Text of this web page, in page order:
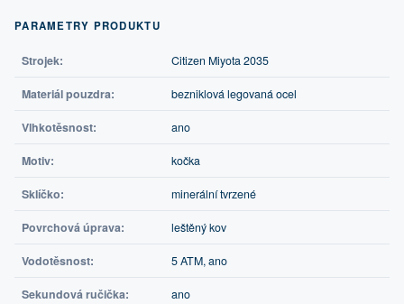
PARAMETRY PRODUKTU
Strojek: Citizen Miyota 2035
Materiál pouzdra: bezniklová legovaná ocel
Vlhkotěsnost: ano
Motiv: kočka
Sklíčko: minerální tvrzené
Povrchová úprava: leštěný kov
Vodotěsnost: 5 ATM, ano
Sekundová ručička: ano